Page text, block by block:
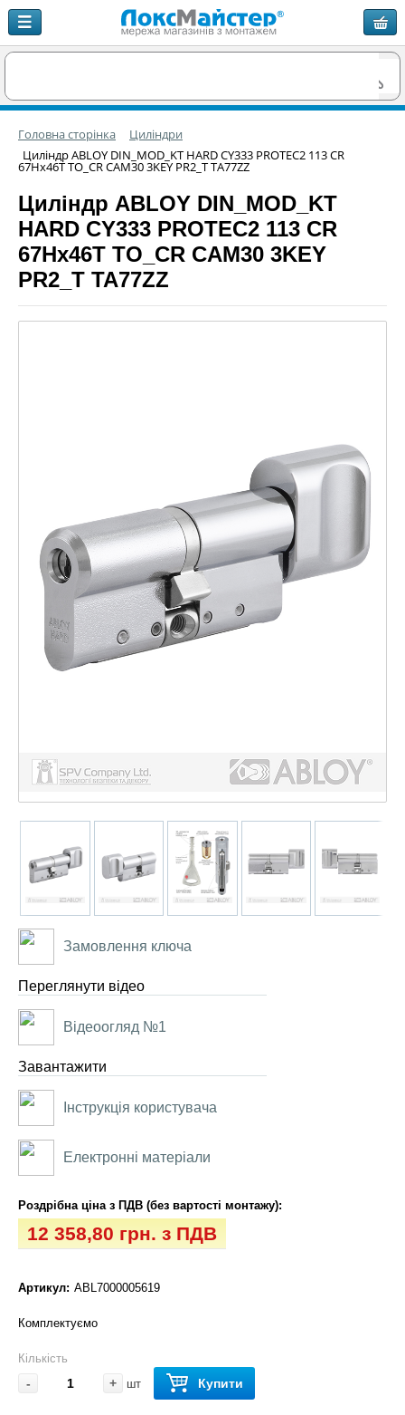
Головна сторінка
Циліндри
Циліндр ABLOY DIN_MOD_KT HARD CY333 PROTEC2 113 CR
67Hx46T TO_CR CAM30 3KEY PR2_T TA77ZZ
Циліндр ABLOY DIN_MOD_KT
HARD CY333 PROTEC2 113 CR
67Hx46T TO_CR CAM30 3KEY
PR2_T TA77ZZ
Замовлення ключа
Переглянути відео
Відеоогляд №1
Завантажити
Інструкція користувача
Електронні матеріали
Роздрібна ціна з ПДВ (без вартості монтажу):
12 358,80 грн. з ПДВ
Артикул: ABL7000005619
Комплектуємо
Кількість
- + шт Купити